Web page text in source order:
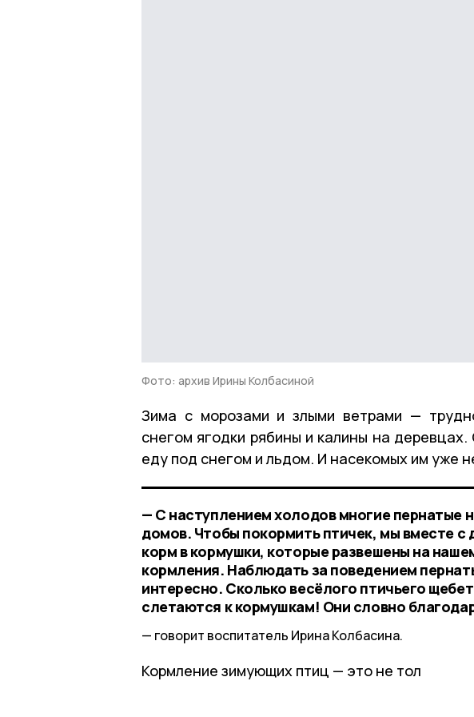
Фото: архив Ирины Колбасиной
Зима с морозами и злыми ветрами —
снегом ягодки рябины и калины на
еду под снегом и льдом. И насекомых им уже
— С наступлением холодов многие пернатые
домов. Чтобы покормить птичек, мы вместе с
корм в кормушки, которые развешены на
кормления. Наблюдать за поведением
интересно. Сколько весёлого птичьего
слетаются к кормушкам! Они словно
говорит воспитатель Ирина Колбасина.
Кормление зимующих птиц — это не тол